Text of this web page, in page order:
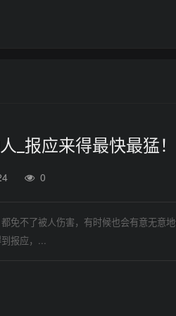
_报应来得最快最猛！
0
免不了被人伤害，有时候也会有意无意
报应，...